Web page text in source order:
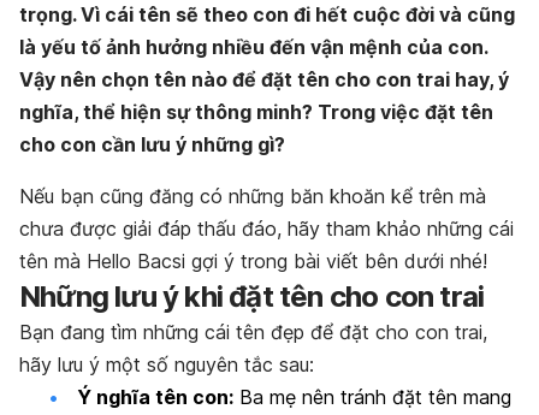
trọng. Vì cái tên sẽ theo con đi hết cuộc đời và cũng
là yếu tố ảnh hưởng nhiều đến vận mệnh của con.
Vậy nên chọn tên nào để đặt tên cho con trai hay, ý
nghĩa, thể hiện sự thông minh? Trong việc đặt tên
cho con cần lưu ý những gì?
Nếu bạn cũng đăng có những băn khoăn kể trên mà
chưa được giải đáp thấu đáo, hãy tham khảo những cái
tên mà Hello Bacsi gợi ý trong bài viết bên dưới nhé!
Những lưu ý khi đặt tên cho con trai
Bạn đang tìm những cái tên đẹp để đặt cho con trai,
hãy lưu ý một số nguyên tắc sau:
Ý nghĩa tên con: Ba mẹ nên tránh đặt tên mang